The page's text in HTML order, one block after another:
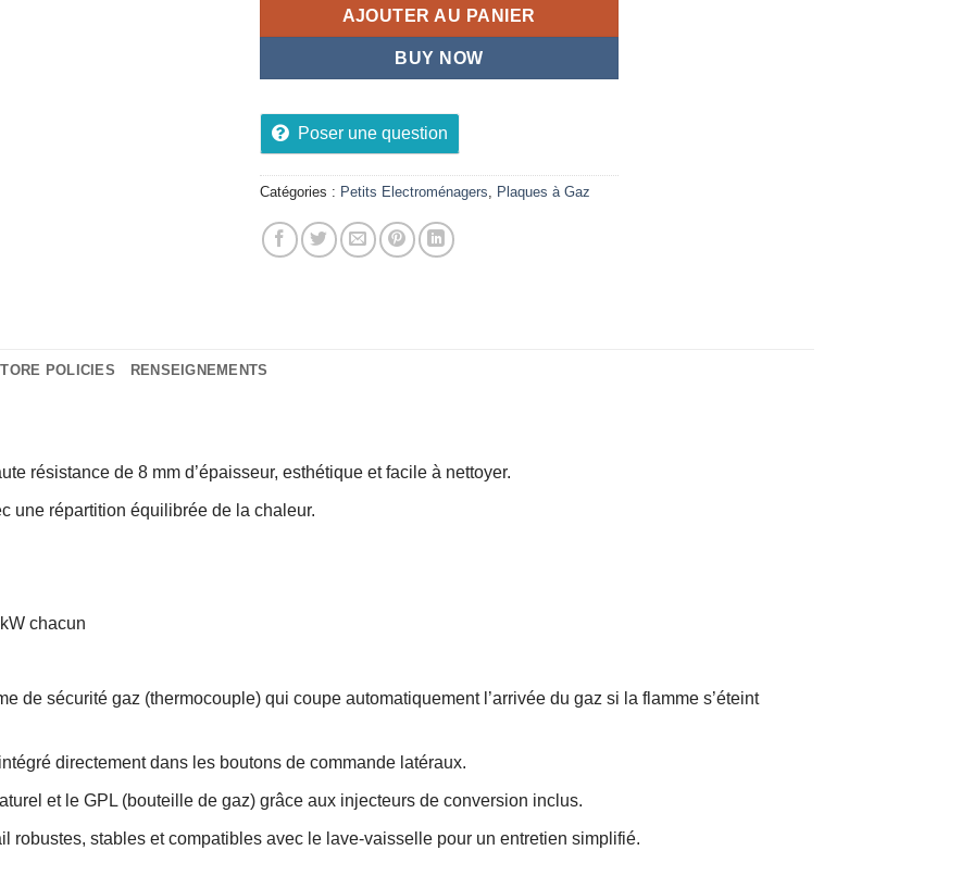
AJOUTER AU PANIER
BUY NOW
Poser une question
Catégories : Petits Electroménagers Plaques à Gaz
POLICIES RENSEIGNEMENTS
résistance de 8 mm d’épaisseur, esthétique et facile à nettoyer.
une répartition équilibrée de la chaleur.
chacun
de sécurité gaz (thermocouple) qui coupe automatiquement l’arrivée du gaz si la flamme s’éteint
directement dans les boutons de commande latéraux.
et le GPL (bouteille de gaz) grâce aux injecteurs de conversion inclus.
robustes, stables et compatibles avec le lave-vaisselle pour un entretien simplifié.